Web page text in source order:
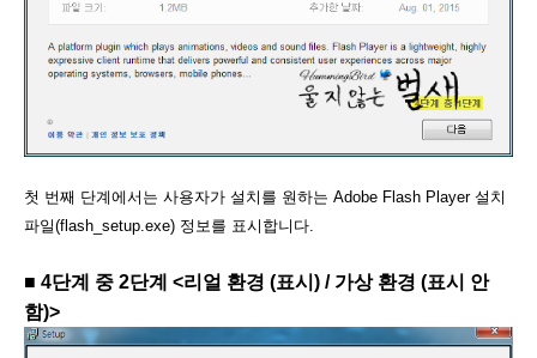
첫 번째 단계에서는 사용자가 설치를 원하는 Adobe Flash Player 설치
파일(flash_setup.exe) 정보를 표시합니다.
■ 4단계 중 2단계 <리얼 환경 (표시) / 가상 환경 (표시 안
함)>